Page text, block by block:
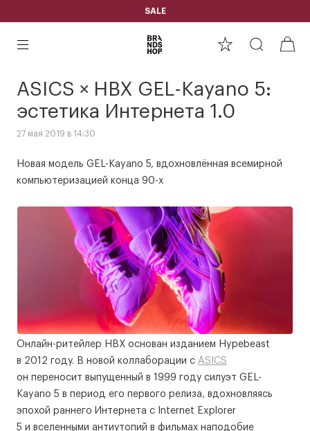
SALE
ASICS × HBX GEL-Kayano 5:
эстетика Интернета 1.0
27 мая 2019 в 14:30
Новая модель GEL-Kayano 5, вдохновлённая всемирной
компьютеризацией конца 90-х
Онлайн-ритейлер HBX основан изданием Hypebeast
в 2012 году. В новой коллаборации с ASICS
он переносит выпущенный в 1999 году силуэт GEL-
Kayano 5 в период его первого релиза, вдохновляясь
эпохой раннего Интернета с Internet Explorer
5 и вселенными антиутопий в фильмах наподобие